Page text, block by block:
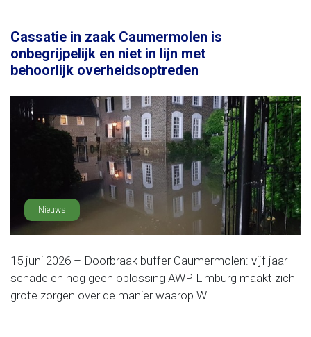
Cassatie in zaak Caumermolen is
onbegrijpelijk en niet in lijn met
behoorlijk overheidsoptreden
Nieuws
15 juni 2026 – Doorbraak buffer Caumermolen: vijf jaar
schade en nog geen oplossing AWP Limburg maakt zich
grote zorgen over de manier waarop W......